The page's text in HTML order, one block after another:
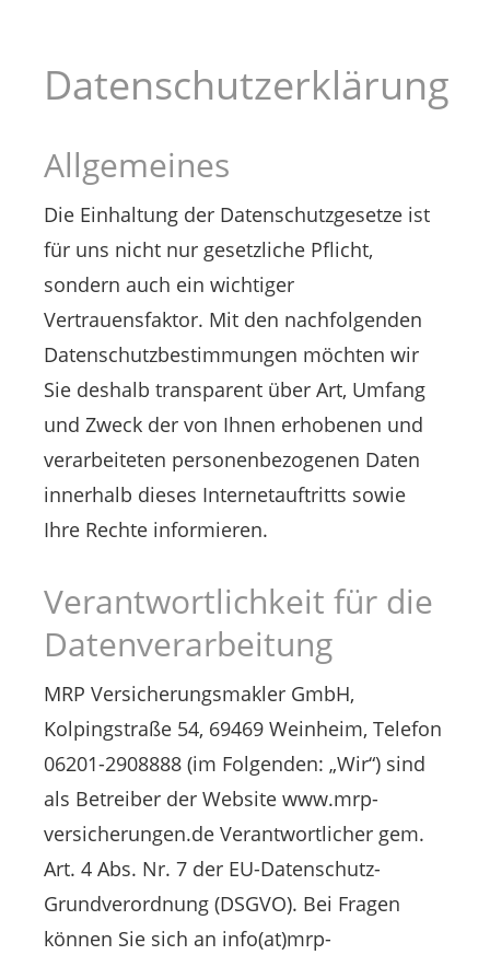
Datenschutzerklärung
Allgemeines
Die Einhaltung der Datenschutzgesetze ist
für uns nicht nur gesetzliche Pflicht,
sondern auch ein wichtiger
Vertrauensfaktor. Mit den nachfolgenden
Datenschutzbestimmungen möchten wir
Sie deshalb transparent über Art, Umfang
und Zweck der von Ihnen erhobenen und
verarbeiteten personenbezogenen Daten
innerhalb dieses Internetauftritts sowie
Ihre Rechte informieren.
Verantwortlichkeit für die
Datenverarbeitung
MRP Versicherungsmakler GmbH,
Kolpingstraße 54, 69469 Weinheim, Telefon
06201-2908888 (im Folgenden: „Wir“) sind
als Betreiber der Website www.mrp-
versicherungen.de Verantwortlicher gem.
Art. 4 Abs. Nr. 7 der EU-Datenschutz-
Grundverordnung (DSGVO). Bei Fragen
können Sie sich an info(at)mrp-